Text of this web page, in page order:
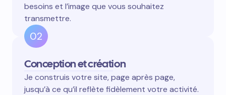
besoins et l’image que vous souhaitez
transmettre.
02
Conception et création
Je construis votre site, page après page,
jusqu’à ce qu’il reflète fidèlement votre activité.